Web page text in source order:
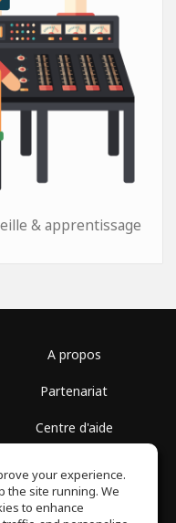
& apprentissage
A propos
Partenariat
Centre d'aide
de confidentialité
your experience.
the site running. We
to enhance